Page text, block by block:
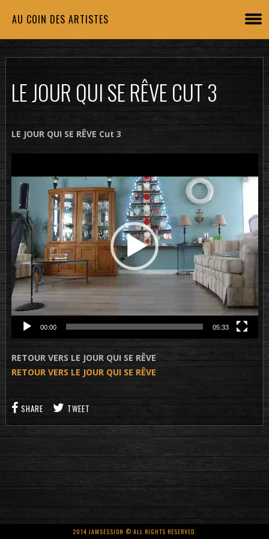
AU COIN DES ARTISTES
LE JOUR QUI SE RÊVE CUT 3
LE JOUR QUI SE RÊVE Cut 3
vidéo
00:00 05:33
RETOUR VERS LE JOUR QUI SE RÊVE
RETOUR VERS LE JOUR QUI SE RÊVE
SHARE TWEET
2014 JAMSESSION © ALL RIGHTS RESERVED.